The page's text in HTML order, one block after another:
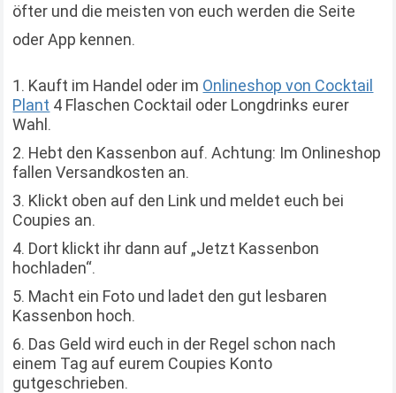
öfter und die meisten von euch werden die Seite
oder App kennen.
Kauft im Handel oder im Onlineshop von Cocktail
Plant 4 Flaschen Cocktail oder Longdrinks eurer
Wahl.
Hebt den Kassenbon auf. Achtung: Im Onlineshop
fallen Versandkosten an.
Klickt oben auf den Link und meldet euch bei
Coupies an.
Dort klickt ihr dann auf „Jetzt Kassenbon
hochladen“.
Macht ein Foto und ladet den gut lesbaren
Kassenbon hoch.
Das Geld wird euch in der Regel schon nach
einem Tag auf eurem Coupies Konto
gutgeschrieben.